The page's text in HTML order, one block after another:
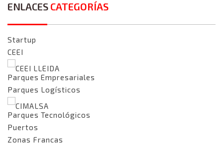
ENLACES CATEGORÍAS
Startup
CEEI
CEEI LLEIDA
Parques Empresariales
Parques Logísticos
CIMALSA
Parques Tecnológicos
Puertos
Zonas Francas